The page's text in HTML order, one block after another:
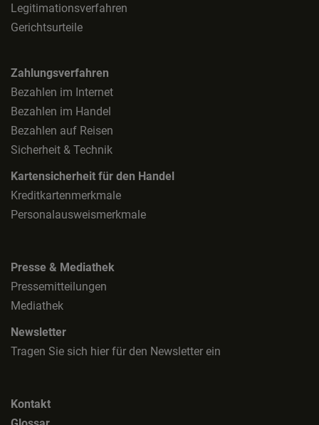
Legitimationsverfahren
Gerichtsurteile
Zahlungsverfahren
Bezahlen im Internet
Bezahlen im Handel
Bezahlen auf Reisen
Sicherheit & Technik
Kartensicherheit für den Handel
Kreditkartenmerkmale
Personalausweismerkmale
Presse & Mediathek
Pressemitteilungen
Mediathek
Newsletter
Tragen Sie sich hier für den Newsletter ein
Kontakt